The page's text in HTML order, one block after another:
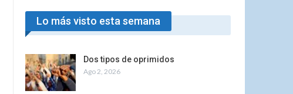
Lo más visto esta semana
Dos tipos de oprimidos
Ago 2, 2026